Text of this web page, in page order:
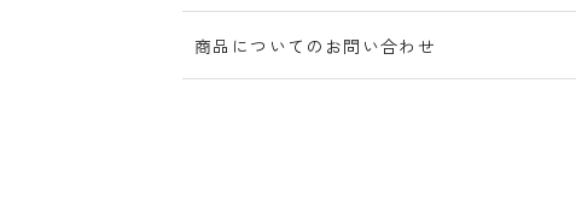
商品についてのお問い合わせ